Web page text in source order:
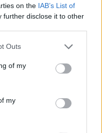
on the IAB’s List of
further disclose it to other
one or more Google
You may click to
its third-party tags to
in below Google
Outs
of my
my
ma a XX.
most